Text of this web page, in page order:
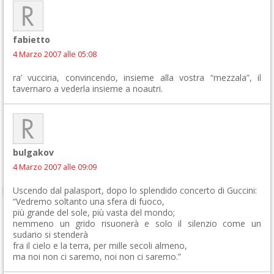
fabietto
4 Marzo 2007 alle 05:08
ra’ vucciria, convincendo, insieme alla vostra “mezzala”, il
tavernaro a vederla insieme a noautri.
bulgakov
4 Marzo 2007 alle 09:09
Uscendo dal palasport, dopo lo splendido concerto di Guccini:
“Vedremo soltanto una sfera di fuoco,
più grande del sole, più vasta del mondo;
nemmeno un grido risuonerà e solo il silenzio come un
sudario si stenderà
fra il cielo e la terra, per mille secoli almeno,
ma noi non ci saremo, noi non ci saremo.”